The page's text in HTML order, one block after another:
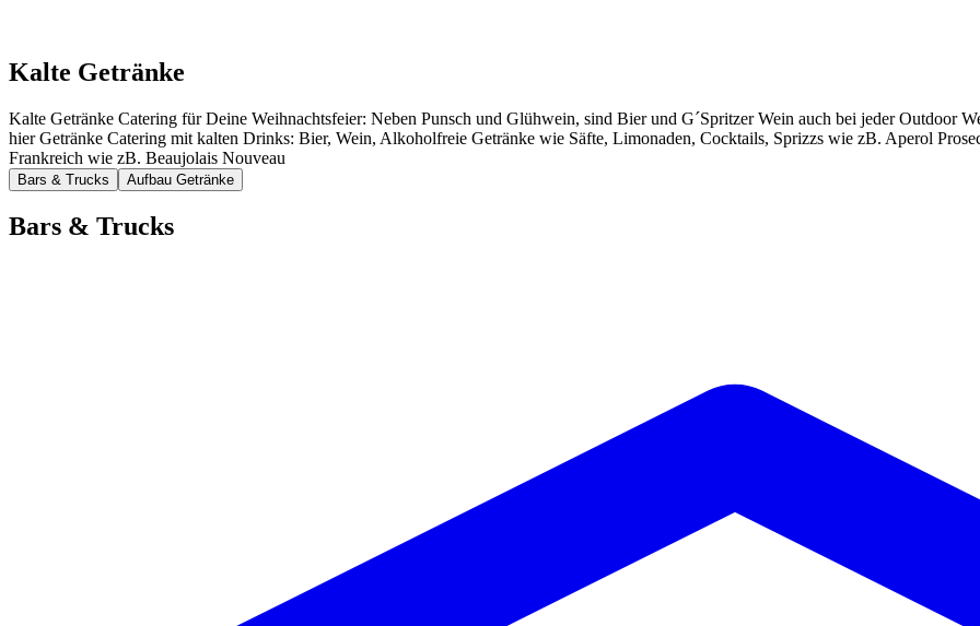
Kalte Getränke
Kalte Getränke Catering für Deine Weihnachtsfeier: Neben Punsch und Glühwein, sind Bier und G´Spritzer Wein auch bei jeder Outdoor
hier Getränke Catering mit kalten Drinks: Bier, Wein, Alkoholfreie Getränke wie Säfte, Limonaden, Cocktails, Sprizzs wie zB. Aperol
Frankreich wie zB. Beaujolais Nouveau
Bars & Trucks Aufbau Getränke
Bars & Trucks